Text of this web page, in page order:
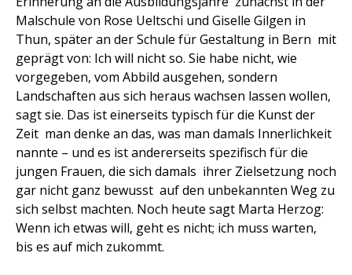
Malschule von Rose Ueltschi und Giselle Gilgen in
Thun, später an der Schule für Gestaltung in Bern  mit
geprägt von: Ich will nicht so. Sie habe nicht, wie
vorgegeben, vom Abbild ausgehen, sondern
Landschaften aus sich heraus wachsen lassen wollen,
sagt sie. Das ist einerseits typisch für die Kunst der
Zeit  man denke an das, was man damals Innerlichkeit
nannte – und es ist andererseits spezifisch für die
jungen Frauen, die sich damals  ihrer Zielsetzung noch
gar nicht ganz bewusst  auf den unbekannten Weg zu
sich selbst machten. Noch heute sagt Marta Herzog:
Wenn ich etwas will, geht es nicht; ich muss warten,
bis es auf mich zukommt.